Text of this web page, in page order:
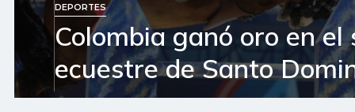
DEPORTES
Colombia ganó oro en el
ecuestre de Santo